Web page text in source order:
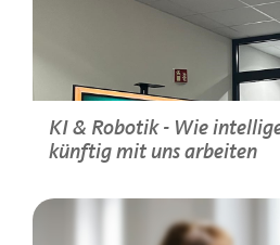
KI & Robotik - Wie
künftig mit uns arbeiten